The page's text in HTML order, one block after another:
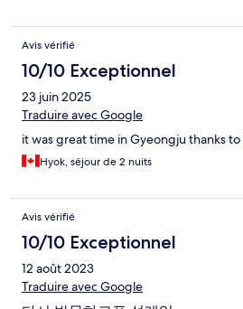
Avis vérifié
10/10 Exceptionnel
23 juin 2025
Traduire avec Google
it was great time in Gyeongju thanks to
Hyok, séjour de 2 nuits
Avis vérifié
10/10 Exceptionnel
12 août 2023
Traduire avec Google